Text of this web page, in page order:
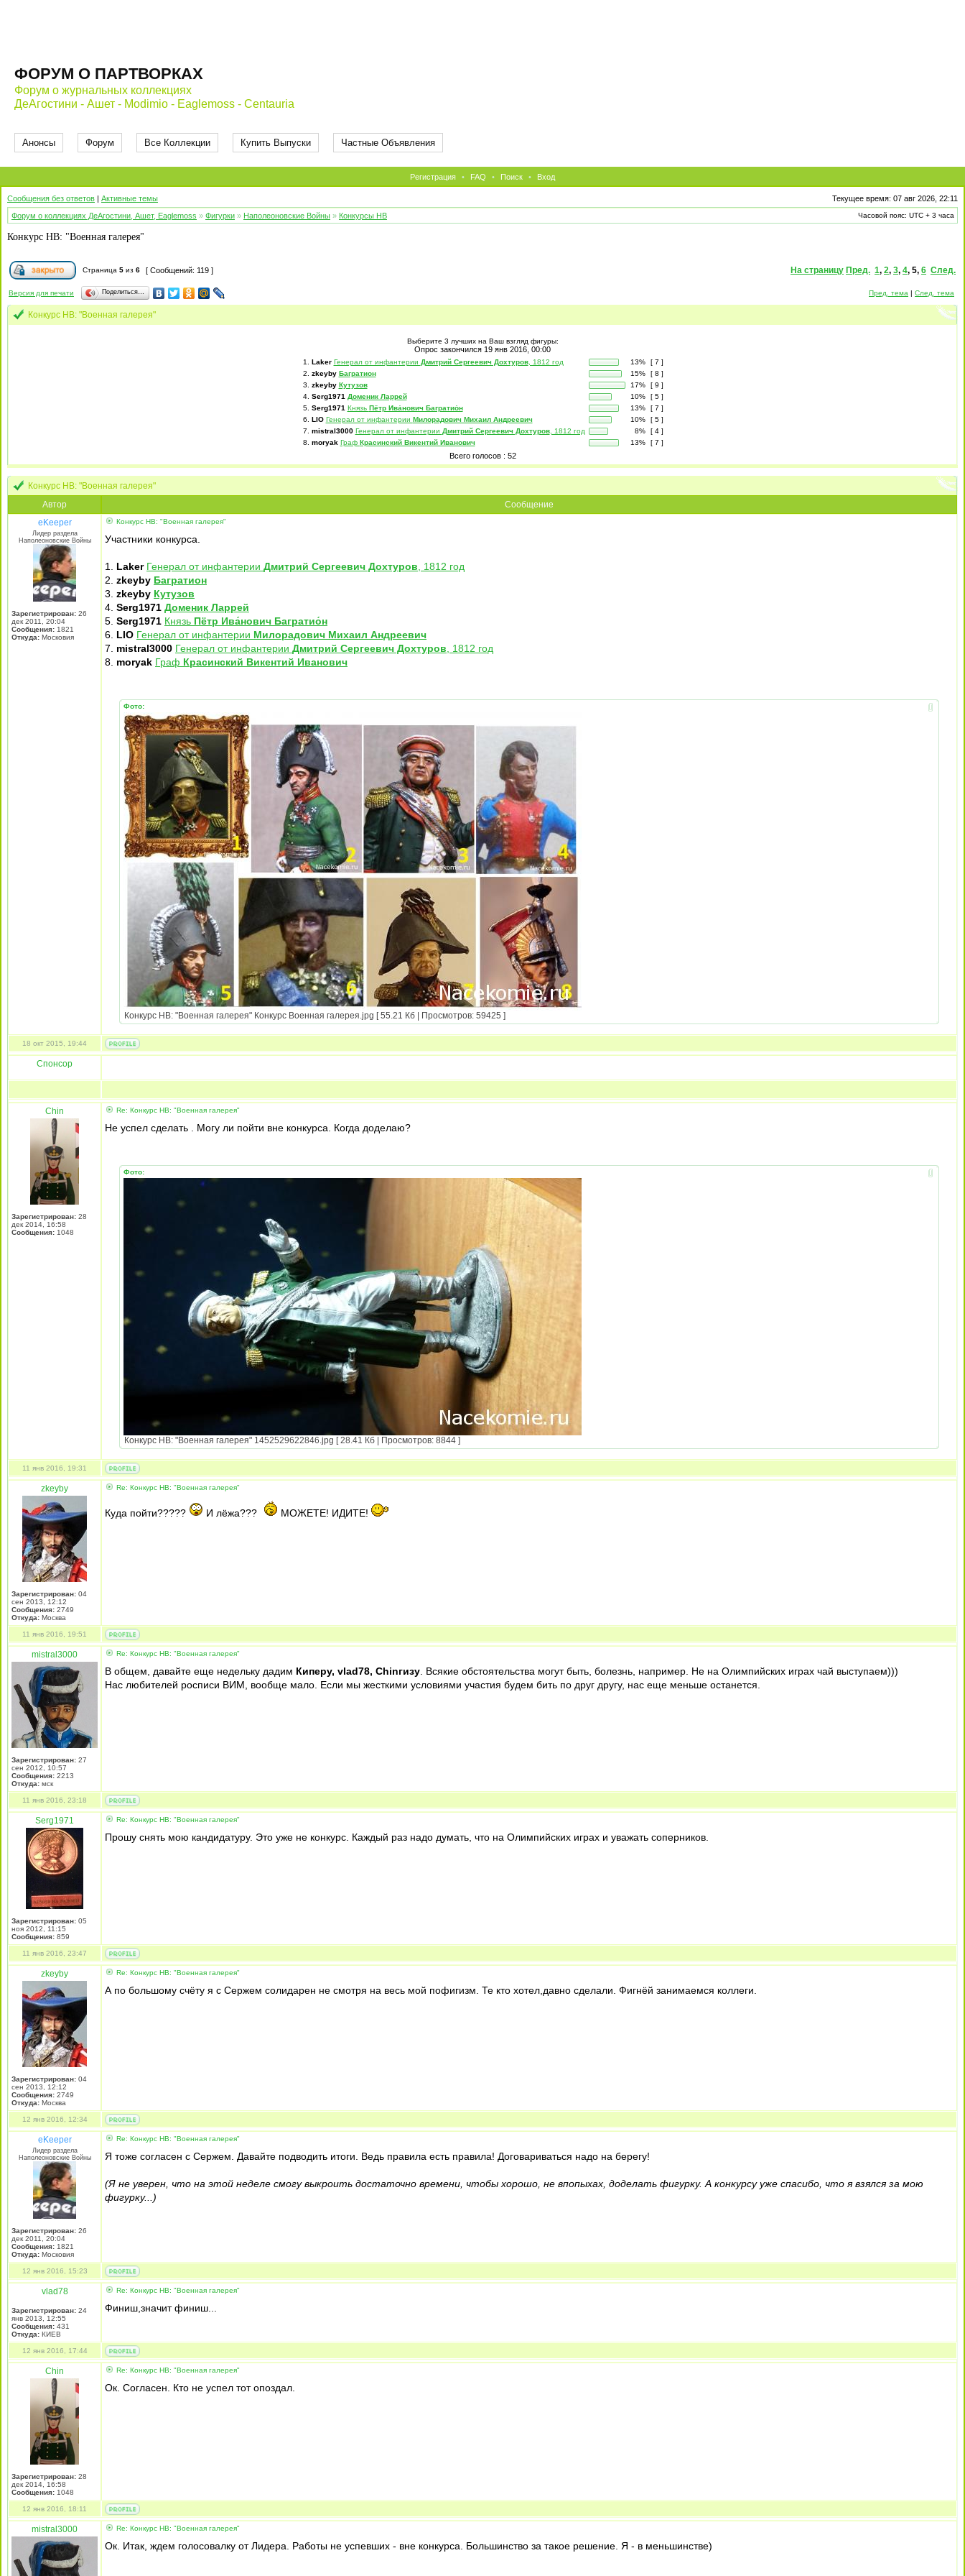
ФОРУМ О ПАРТВОРКАХ
Форум о журнальных коллекциях
ДеАгостини - Ашет - Modimio - Eaglemoss - Centauria
Анонсы Форум Все Коллекции Купить Выпуски Частные Объявления
Регистрация • FAQ • Поиск • Вход
Сообщения без ответов | Активные темы
Текущее время: 07 авг 2026, 22:11
Форум о коллекциях ДеАгостини, Ашет, Eaglemoss » Фигурки » Наполеоновские Войны » Конкурсы НВ Часовой пояс: UTC + 3 часа
Конкурс НВ: "Военная галерея"
Страница 5 из 6 [ Сообщений: 119 ] На страницу Пред. 1, 2, 3, 4, 5, 6 След.
Версия для печати Поделиться… Пред. тема | След. тема
Конкурс НВ: "Военная галерея"
Выберите 3 лучших на Ваш взгляд фигуры:
Опрос закончился 19 янв 2016, 00:00
1. Laker Генерал от инфантерии Дмитрий Сергеевич Дохтуров, 1812 год 13%
[ 7 ]
2. zkeyby Багратион 15%
[ 8 ]
3. zkeyby Кутузов 17%
[ 9 ]
4. Serg1971 Доменик Ларрей 10%
[ 5 ]
5. Serg1971 Князь Пётр Ива́нович Багратио́н 13%
[ 7 ]
6. LIO Генерал от инфантерии Милорадович Михаил Андреевич 10%
[ 5 ]
7. mistral3000 Генерал от инфантерии Дмитрий Сергеевич Дохтуров, 1812 год 8%
[ 4 ]
8. moryak Граф Красинский Викентий Иванович 13% [ 7 ]
Всего голосов : 52
Конкурс НВ: "Военная галерея"
Автор
Сообщение
eKeeper
Лидер раздела
Наполеоновские Войны
Зарегистрирован: 26
дек 2011, 20:04
Сообщения: 1821
Откуда: Московия
Конкурс НВ: "Военная галерея"
Участники конкурса.
1. Laker Генерал от инфантерии Дмитрий Сергеевич Дохтуров , 1812 год
2. zkeyby Багратион
3. zkeyby Кутузов
4. Serg1971 Доменик Ларрей
5. Serg1971 Князь Пётр Ива́нович Багратио́н
6. LIO Генерал от инфантерии Милорадович Михаил Андреевич
7. mistral3000 Генерал от инфантерии Дмитрий Сергеевич Дохтуров , 1812 год
8. moryak Граф Красинский Викентий Иванович
Фото:
Конкурс НВ: "Военная галерея" Конкурс Военная галерея.jpg [ 55.21 Кб | Просмотров: 59425 ]
18 окт 2015, 19:44
Спонсор
Chin
Зарегистрирован: 28
дек 2014, 16:58
Сообщения: 1048
Re: Конкурс НВ: "Военная галерея"
Не успел сделать . Могу ли пойти вне конкурса. Когда доделаю?
Фото:
Конкурс НВ: "Военная галерея" 1452529622846.jpg [ 28.41 Кб | Просмотров: 8844 ]
11 янв 2016, 19:31
zkeyby
Зарегистрирован: 04
сен 2013, 12:12
Сообщения: 2749
Откуда: Москва
Re: Конкурс НВ: "Военная галерея"
Куда пойти????? И лёжа??? МОЖЕТЕ! ИДИТЕ!
11 янв 2016, 19:51
mistral3000
Зарегистрирован: 27
сен 2012, 10:57
Сообщения: 2213
Откуда: мск
Re: Конкурс НВ: "Военная галерея"
В общем, давайте еще недельку дадим Киперу, vlad78, Chinгизу . Всякие обстоятельства могут быть, болезнь, например. Не на Олимпийских играх чай выступаем)))
Нас любителей росписи ВИМ, вообще мало. Если мы жесткими условиями участия будем бить по друг другу, нас еще меньше останется.
11 янв 2016, 23:18
Serg1971
Зарегистрирован: 05
ноя 2012, 11:15
Сообщения: 859
Re: Конкурс НВ: "Военная галерея"
Прошу снять мою кандидатуру. Это уже не конкурс. Каждый раз надо думать, что на Олимпийских играх и уважать соперников.
11 янв 2016, 23:47
zkeyby
Зарегистрирован: 04
сен 2013, 12:12
Сообщения: 2749
Откуда: Москва
Re: Конкурс НВ: "Военная галерея"
А по большому счёту я с Сержем солидарен не смотря на весь мой пофигизм. Те кто хотел,давно сделали. Фигнёй занимаемся коллеги.
12 янв 2016, 12:34
eKeeper
Лидер раздела
Наполеоновские Войны
Зарегистрирован: 26
дек 2011, 20:04
Сообщения: 1821
Откуда: Московия
Re: Конкурс НВ: "Военная галерея"
Я тоже согласен с Сержем. Давайте подводить итоги. Ведь правила есть правила! Договариваться надо на берегу!
(Я не уверен, что на этой неделе смогу выкроить достаточно времени, чтобы хорошо, не впопыхах, доделать фигурку. А конкурсу уже спасибо, что я взялся за мою
фигурку...)
12 янв 2016, 15:23
vlad78
Зарегистрирован: 24
янв 2013, 12:55
Сообщения: 431
Откуда: КИЕВ
Re: Конкурс НВ: "Военная галерея"
Финиш,значит финиш...
12 янв 2016, 17:44
Chin
Зарегистрирован: 28
дек 2014, 16:58
Сообщения: 1048
Re: Конкурс НВ: "Военная галерея"
Ок. Согласен. Кто не успел тот опоздал.
12 янв 2016, 18:11
mistral3000 Re: Конкурс НВ: "Военная галерея"
Ок. Итак, ждем голосовалку от Лидера. Работы не успевших - вне конкурса. Большинство за такое решение. Я - в меньшинстве)